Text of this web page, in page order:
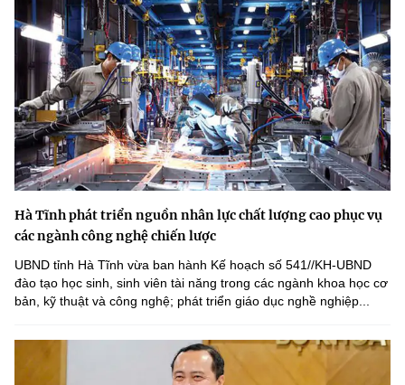
Hà Tĩnh phát triển nguồn nhân lực chất lượng cao phục vụ
các ngành công nghệ chiến lược
UBND tỉnh Hà Tĩnh vừa ban hành Kế hoạch số 541//KH-UBND
đào tạo học sinh, sinh viên tài năng trong các ngành khoa học cơ
bản, kỹ thuật và công nghệ; phát triển giáo dục nghề nghiệp...